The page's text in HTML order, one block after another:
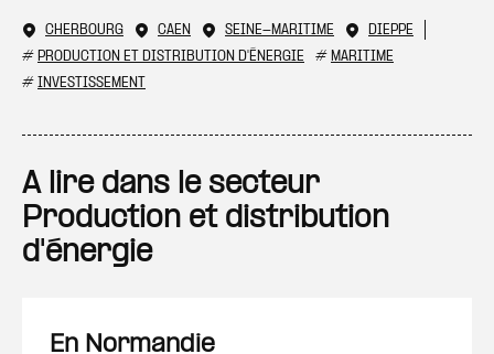
CHERBOURG CAEN SEINE-MARITIME
DIEPPE
# PRODUCTION ET DISTRIBUTION D'ÉNERGIE # MARITIME
# INVESTISSEMENT
A lire dans le secteur
Production et distribution
d'énergie
En Normandie